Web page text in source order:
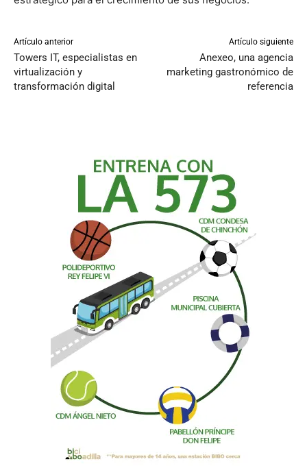
Artículo anterior
Towers IT, especialistas en
virtualización y
transformación digital
Artículo siguiente
Anexeo, una agencia
marketing gastronómico de
referencia